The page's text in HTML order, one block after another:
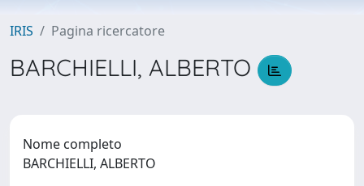
IRIS Pagina ricercatore
BARCHIELLI, ALBERTO
Nome completo
BARCHIELLI, ALBERTO